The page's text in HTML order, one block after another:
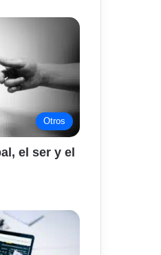
Otros
el ser y el